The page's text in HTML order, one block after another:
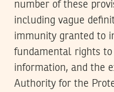
number of these
including vague
immunity granted to
fundamental rights to
information, and the
Authority for the